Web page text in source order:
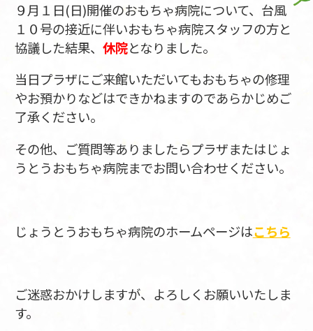
９月１日(日)開催のおもちゃ病院について、台風
１０号の接近に伴いおもちゃ病院スタッフの方と
協議した結果、 休院となりました。
当日プラザにご来館いただいてもおもちゃの修理
やお預かりなどはできかねますのであらかじめご
了承ください。
その他、ご質問等ありましたらプラザまたはじょ
うとうおもちゃ病院までお問い合わせください。
じょうとうおもちゃ病院のホームページはこちら
ご迷惑おかけしますが、よろしくお願いいたしま
す。